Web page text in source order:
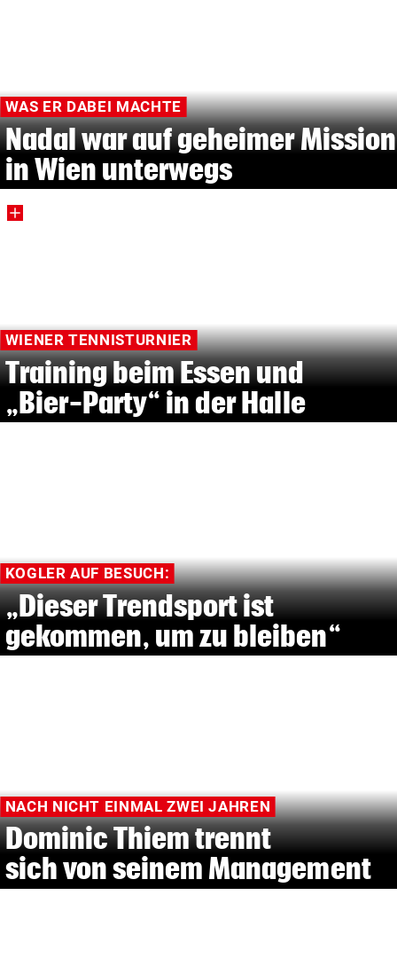
WAS ER DABEI MACHTE
Nadal war auf geheimer Mission
in Wien unterwegs
WIENER TENNISTURNIER
Training beim Essen und
„Bier-Party“ in der Halle
KOGLER AUF BESUCH:
„Dieser Trendsport ist
gekommen, um zu bleiben“
NACH NICHT EINMAL ZWEI JAHREN
Dominic Thiem trennt
sich von seinem Management